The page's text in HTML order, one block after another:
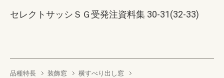
セレクトサッシＳＧ受発注資料集 30-31(32-33)
品種特長 装飾窓 横すべり出し窓